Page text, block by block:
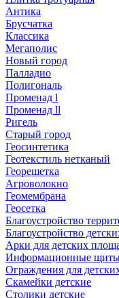
Антика
Брусчатка
Классика
Мегаполис
Новый город
Палладио
Полигональ
Променад l
Променад ll
Ригель
Старый город
Геосинтетика
Геотекстиль нетканый
Георешетка
Агроволокно
Геомембрана
Геосетка
Благоустройство
Благоустройство
Арки для детских
Информационные
Ограждения для
Скамейки детские
Столики детские